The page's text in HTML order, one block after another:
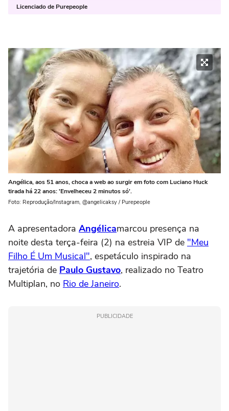
Licenciado de Purepeople
Angélica, aos 51 anos, choca a web ao surgir em foto com Luciano Huck
tirada há 22 anos: 'Envelheceu 2 minutos só'.
Foto: Reprodução/Instagram, @angelicaksy / Purepeople
A apresentadora Angélicamarcou presença na
noite desta terça-feira (2) na estreia VIP de "Meu
Filho É Um Musical", espetáculo inspirado na
trajetória de Paulo Gustavo, realizado no Teatro
Multiplan, no Rio de Janeiro.
PUBLICIDADE